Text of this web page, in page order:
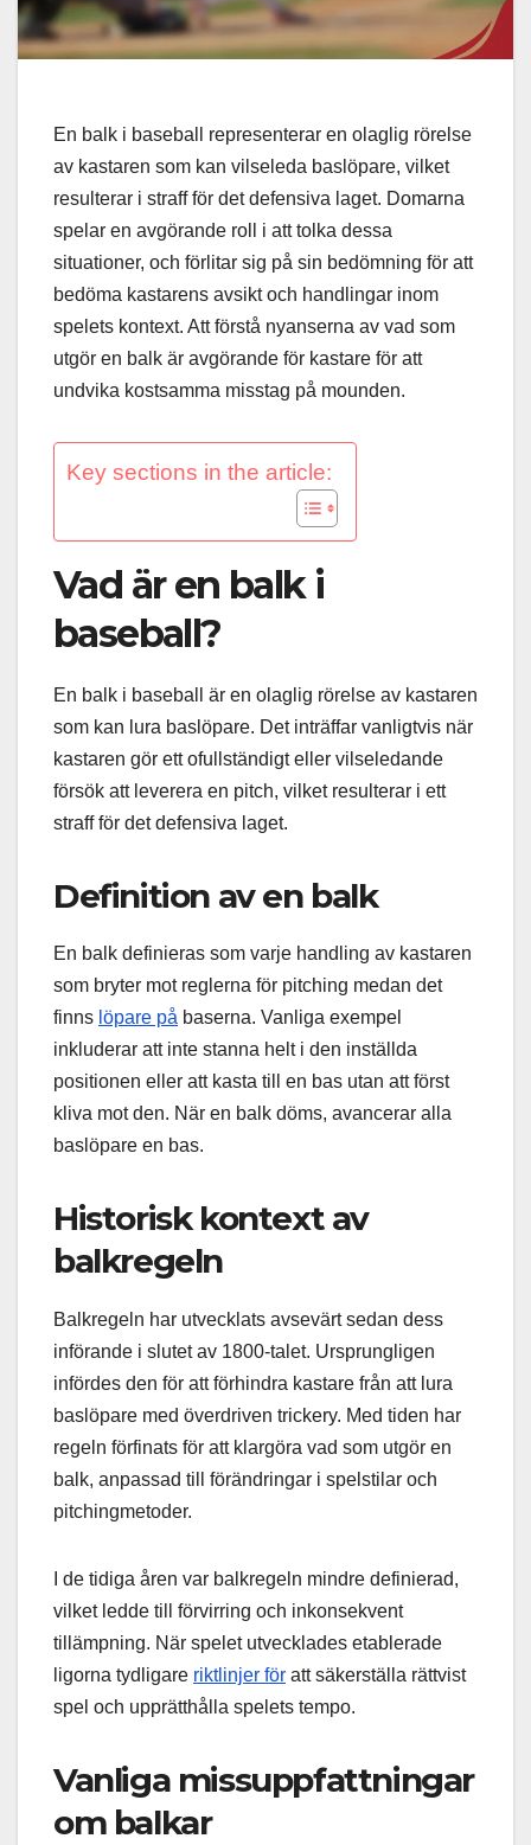
En balk i baseball representerar en olaglig rörelse
av kastaren som kan vilseleda baslöpare, vilket
resulterar i straff för det defensiva laget. Domarna
spelar en avgörande roll i att tolka dessa
situationer, och förlitar sig på sin bedömning för att
bedöma kastarens avsikt och handlingar inom
spelets kontext. Att förstå nyanserna av vad som
utgör en balk är avgörande för kastare för att
undvika kostsamma misstag på mounden.
Key sections in the article:
Vad är en balk i
baseball?
En balk i baseball är en olaglig rörelse av kastaren
som kan lura baslöpare. Det inträffar vanligtvis när
kastaren gör ett ofullständigt eller vilseledande
försök att leverera en pitch, vilket resulterar i ett
straff för det defensiva laget.
Definition av en balk
En balk definieras som varje handling av kastaren
som bryter mot reglerna för pitching medan det
finns löpare på baserna. Vanliga exempel
inkluderar att inte stanna helt i den inställda
positionen eller att kasta till en bas utan att först
kliva mot den. När en balk döms, avancerar alla
baslöpare en bas.
Historisk kontext av
balkregeln
Balkregeln har utvecklats avsevärt sedan dess
införande i slutet av 1800-talet. Ursprungligen
infördes den för att förhindra kastare från att lura
baslöpare med överdriven trickery. Med tiden har
regeln förfinats för att klargöra vad som utgör en
balk, anpassad till förändringar i spelstilar och
pitchingmetoder.
I de tidiga åren var balkregeln mindre definierad,
vilket ledde till förvirring och inkonsekvent
tillämpning. När spelet utvecklades etablerade
ligorna tydligare riktlinjer för att säkerställa rättvist
spel och upprätthålla spelets tempo.
Vanliga missuppfattningar
om balkar